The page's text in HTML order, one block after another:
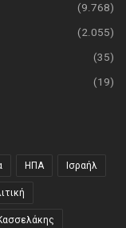
(9.768)
(2.055)
(35)
(19)
ΗΠΑ Ισραήλ